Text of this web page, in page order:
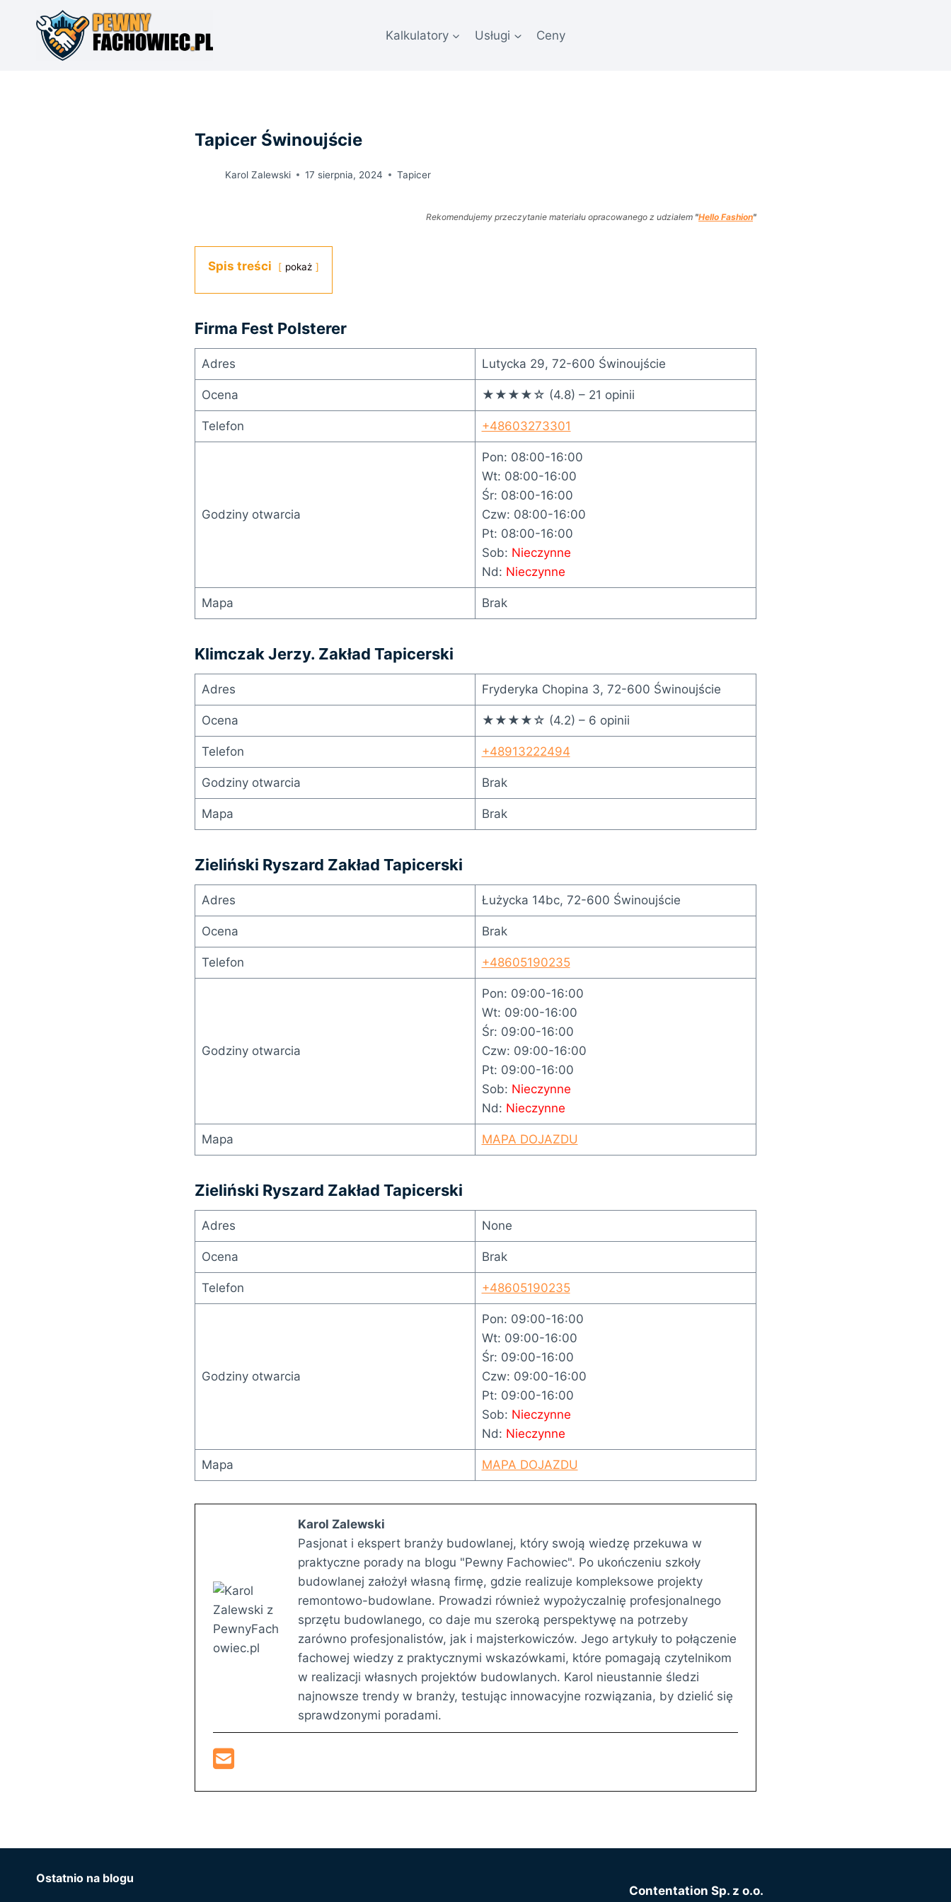
Kalkulatory Usługi Ceny
Tapicer Świnoujście
Karol Zalewski 17 sierpnia, 2024 Tapicer
Rekomendujemy przeczytanie materiału opracowanego z udziałem "Hello Fashion"
Spis treści pokaż
Firma Fest Polsterer
Adres Lutycka 29, 72-600 Świnoujście
Ocena ★★★★☆ (4.8) – 21 opinii
Telefon +48603273301
Godziny otwarcia
Pon: 08:00-16:00
Wt: 08:00-16:00
Śr: 08:00-16:00
Czw: 08:00-16:00
Pt: 08:00-16:00
Sob: Nieczynne
Nd: Nieczynne
Mapa Brak
Klimczak Jerzy. Zakład Tapicerski
Adres Fryderyka Chopina 3, 72-600 Świnoujście
Ocena ★★★★☆ (4.2) – 6 opinii
Telefon +48913222494
Godziny otwarcia Brak
Mapa Brak
Zieliński Ryszard Zakład Tapicerski
Adres Łużycka 14bc, 72-600 Świnoujście
Ocena Brak
Telefon +48605190235
Godziny otwarcia
Pon: 09:00-16:00
Wt: 09:00-16:00
Śr: 09:00-16:00
Czw: 09:00-16:00
Pt: 09:00-16:00
Sob: Nieczynne
Nd: Nieczynne
Mapa MAPA DOJAZDU
Zieliński Ryszard Zakład Tapicerski
Adres None
Ocena Brak
Telefon +48605190235
Godziny otwarcia
Pon: 09:00-16:00
Wt: 09:00-16:00
Śr: 09:00-16:00
Czw: 09:00-16:00
Pt: 09:00-16:00
Sob: Nieczynne
Nd: Nieczynne
Mapa MAPA DOJAZDU
Karol Zalewski
Pasjonat i ekspert branży budowlanej, który swoją wiedzę przekuwa w
praktyczne porady na blogu "Pewny Fachowiec". Po ukończeniu szkoły
budowlanej założył własną firmę, gdzie realizuje kompleksowe projekty
remontowo-budowlane. Prowadzi również wypożyczalnię profesjonalnego
sprzętu budowlanego, co daje mu szeroką perspektywę na potrzeby
zarówno profesjonalistów, jak i majsterkowiczów. Jego artykuły to połączenie
fachowej wiedzy z praktycznymi wskazówkami, które pomagają czytelnikom
w realizacji własnych projektów budowlanych. Karol nieustannie śledzi
najnowsze trendy w branży, testując innowacyjne rozwiązania, by dzielić się
sprawdzonymi poradami.
Ostatnio na blogu
Contentation Sp. z o.o.